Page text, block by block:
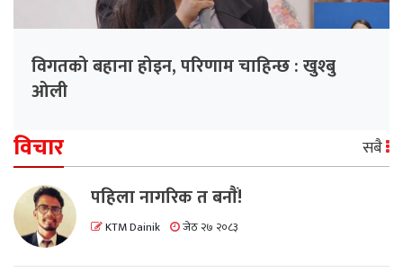
विगतको बहाना होइन, परिणाम चाहिन्छ : खुश्बु
ओली
विचार सबै
पहिला नागरिक त बनाैं!
KTM Dainik जेठ २७ २०८३